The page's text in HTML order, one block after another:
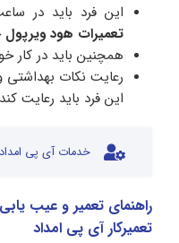
این فرد باید در
تعمیرات هود ویرپول
همچنین باید در کار
رعایت نکات بهداشتی
این فرد باید رعایت
خدمات آی پی
راهنمای تعمیر و عیب
تعمیرکار آی پی امداد